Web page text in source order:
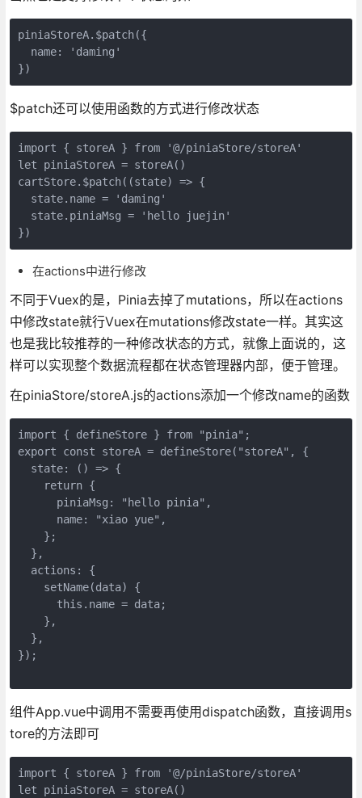
piniaStoreA.$patch({
name: 'daming'
})
$patch还可以使用函数的方式进行修改状态
import { storeA } from '@/piniaStore/storeA'
let piniaStoreA = storeA()
cartStore.$patch((state) => {
  state.name = 'daming'
  state.piniaMsg = 'hello juejin'
})
在actions中进行修改
不同于Vuex的是，Pinia去掉了mutations，所以在actions
中修改state就行Vuex在mutations修改state一样。其实这
也是我比较推荐的一种修改状态的方式，就像上面说的，这
样可以实现整个数据流程都在状态管理器内部，便于管理。
在piniaStore/storeA.js的actions添加一个修改name的函数
import { defineStore } from "pinia";
export const storeA = defineStore("storeA", {
state: () => {
return {
piniaMsg: "hello pinia",
name: "xiao yue",
};
},
actions: {
setName(data) {
this.name = data;
},
},
});
组件App.vue中调用不需要再使用dispatch函数，直接调用s
tore的方法即可
import { storeA } from '@/piniaStore/storeA'
let piniaStoreA = storeA()